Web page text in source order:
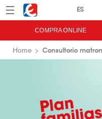
Menú Eroski
COMPRA ONLINE
Home Consultorio